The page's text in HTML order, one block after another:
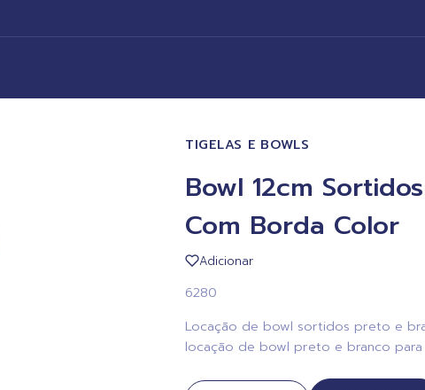
TIGELAS E BOWLS
Bowl 12cm
Com Borda Color
Adicionar
6280
Locação de bowl sortidos preto e
locação de bowl preto e branco